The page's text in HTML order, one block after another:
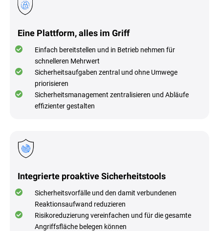
Eine Plattform, alles im Griff
Einfach bereitstellen und in Betrieb nehmen für
schnelleren Mehrwert
Sicherheitsaufgaben zentral und ohne Umwege
priorisieren
Sicherheitsmanagement zentralisieren und Abläufe
effizienter gestalten
Integrierte proaktive Sicherheitstools
Sicherheitsvorfälle und den damit verbundenen
Reaktionsaufwand reduzieren
Risikoreduzierung vereinfachen und für die gesamte
Angriffsfläche belegen können